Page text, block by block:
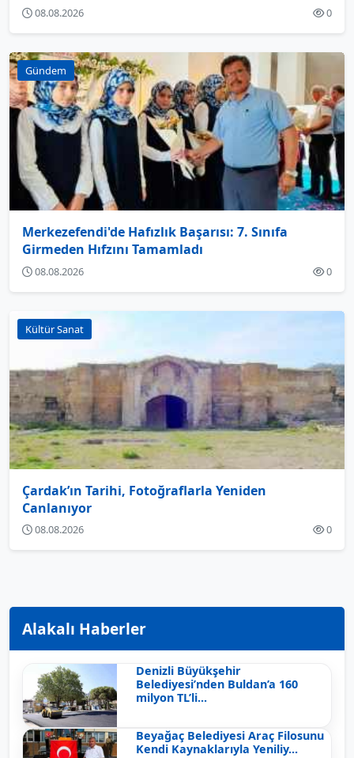
08.08.2026 0
Gündem
Merkezefendi'de Hafızlık Başarısı: 7. Sınıfa
Girmeden Hıfzını Tamamladı
08.08.2026 0
Kültür Sanat
Çardak’ın Tarihi, Fotoğraflarla Yeniden
Canlanıyor
08.08.2026 0
Alakalı Haberler
Denizli Büyükşehir
Belediyesi’nden Buldan’a 160
milyon TL’li...
Beyağaç Belediyesi Araç Filosunu
Kendi Kaynaklarıyla Yeniliy...